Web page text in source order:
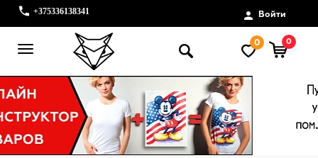
+375336138341 Войти
0 0